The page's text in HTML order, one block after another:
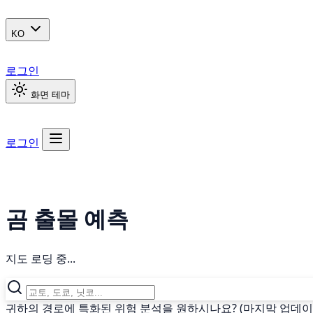
KO
로그인
화면 테마
로그인
곰 출몰 예측
지도 로딩 중...
귀하의 경로에 특화된 위험 분석을 원하시나요? (마지막 업데